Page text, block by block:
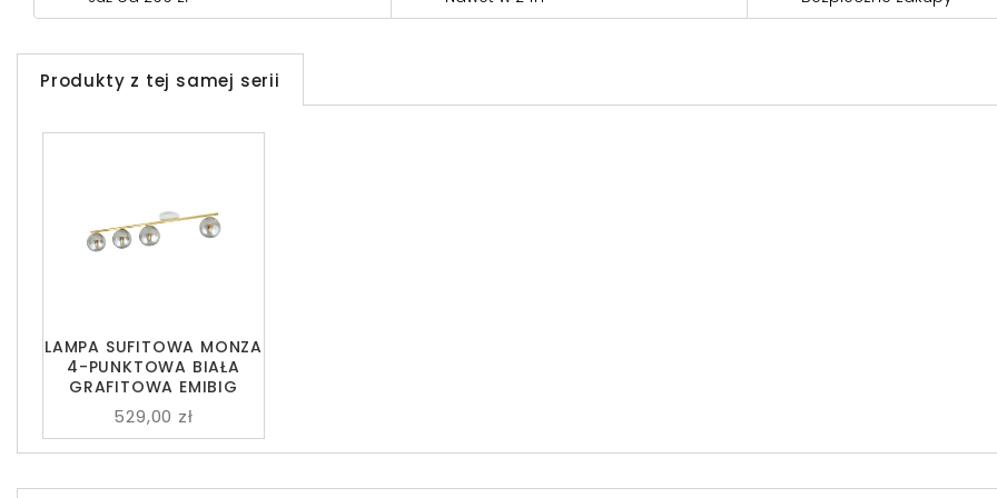
Produkty z tej samej serii
LAMPA SUFITOWA MONZA
4-PUNKTOWA BIAŁA
GRAFITOWA EMIBIG
529,00 zł